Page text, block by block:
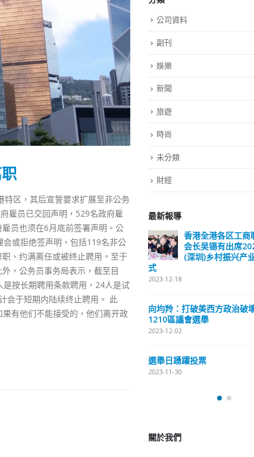
区，其后宣誓要求扩展至非公务
雇员已交回声明，529名政府雇
员也须在6月底前签署声明。公
或拒绝签声明，包括119名非公
、约满离任或被终止聘用。至于
，公务员事务局表示，截至目
按长期聘用条款聘用，24人是试
会于短期内陆续终止聘用。 此
有他们不能接受的，他们离开政
公司資料
副刊
娛樂
新聞
旅遊
時尚
未分類
財經
最新報導
踴躍投票 文: 朱家健
30
選人涉選舉舞弊 文: 朱家健
30
香港公院探访明起无须预约一
香港全港各区工商
会长吴锡有出席
(深圳)乡村振兴产
式
2023-12-18
向均羚：打破美西方政治破
1210區議會選舉
2023-12-02
選舉日踴躍投票
2023-11-30
關於我們